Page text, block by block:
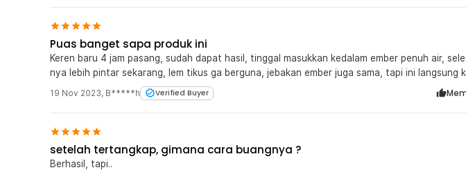
Puas banget sapa produk ini
Keren baru 4 jam pasang, sudah dapat hasil, tinggal masukkan kedalam ember penuh air,
nya lebih pintar sekarang, lem tikus ga berguna, jebakan ember juga sama, tapi ini langsung
19 Nov 2023, B*****h Verified Buyer
setelah tertangkap, gimana cara buangnya ?
Berhasil, tapi..